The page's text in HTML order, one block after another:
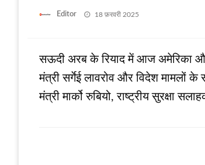
Editor
Posted
18 फ़रवरी 2025
सऊदी अरब के रियाद में आज अमेरिका
मंत्री सर्गेई लावरोव और विदेश मामलों
मंत्री मार्को रुबियो, राष्ट्रीय सुरक्षा